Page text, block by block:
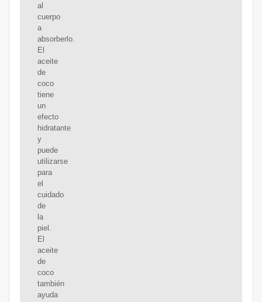
al
cuerpo
a
absorberlo.
El
aceite
de
coco
tiene
un
efecto
hidratante
y
puede
utilizarse
para
el
cuidado
de
la
piel.
El
aceite
de
coco
también
ayuda